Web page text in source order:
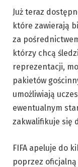
Już teraz
które zawierają
za
którzy chcą
reprezentacji,
pakietów
umożliwiają
ewentualnym
zakwalifikuje się
FIFA apeluje do
poprzez